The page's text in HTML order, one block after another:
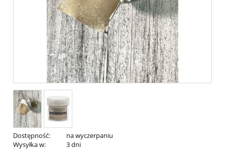
Dostępność:
na wyczerpaniu
Wysyłka w:
3 dni